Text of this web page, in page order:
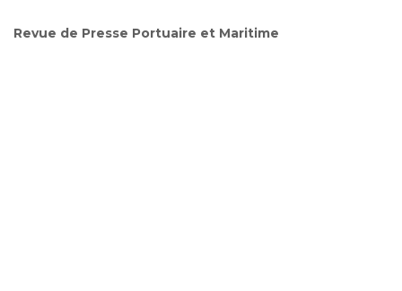
Revue de Presse Portuaire et Maritime